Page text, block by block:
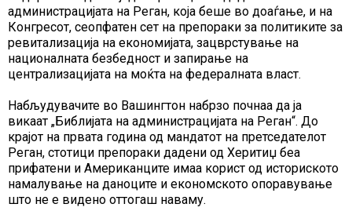
администрацијата на Реган, која беше во доаѓање, и на
Конгресот, сеопфатен сет на препораки за политиките за
ревитализација на економијата, зацврстување на
националната безбедност и запирање на
централизацијата на моќта на федералната власт.
Набљудувачите во Вашингтон набрзо почнаа да ја
викаат „Библијата на администрацијата на Реган“. До
крајот на првата година од мандатот на претседателот
Реган, стотици препораки дадени од Херитиџ беа
прифатени и Американците имаа корист од историското
намалување на даноците и економското опоравување
што не е видено оттогаш наваму.